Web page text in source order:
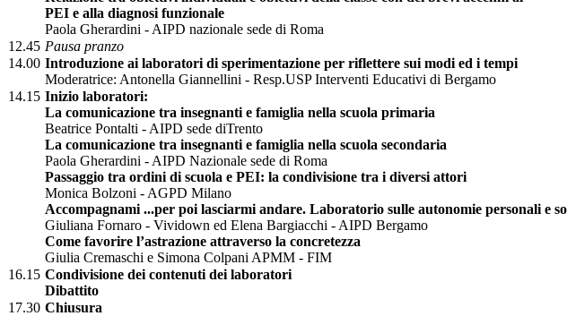
PEI e alla diagnosi funzionale
Paola Gherardini - AIPD nazionale sede di Roma
12.45 Pausa pranzo
14.00 Introduzione ai laboratori di sperimentazione per riflettere sui modi ed i tempi
Moderatrice: Antonella Giannellini - Resp.USP Interventi Educativi di Bergamo
14.15 Inizio laboratori:
La comunicazione tra insegnanti e famiglia nella scuola primaria
Beatrice Pontalti - AIPD sede diTrento
La comunicazione tra insegnanti e famiglia nella scuola secondaria
Paola Gherardini - AIPD Nazionale sede di Roma
Passaggio tra ordini di scuola e PEI: la condivisione tra i diversi attori
Monica Bolzoni - AGPD Milano
Accompagnami ...per poi lasciarmi andare. Laboratorio sulle autonomie personali e
Giuliana Fornaro - Vividown ed Elena Bargiacchi - AIPD Bergamo
Come favorire l’astrazione attraverso la concretezza
Giulia Cremaschi e Simona Colpani APMM - FIM
16.15 Condivisione dei contenuti dei laboratori
Dibattito
17.30 Chiusura